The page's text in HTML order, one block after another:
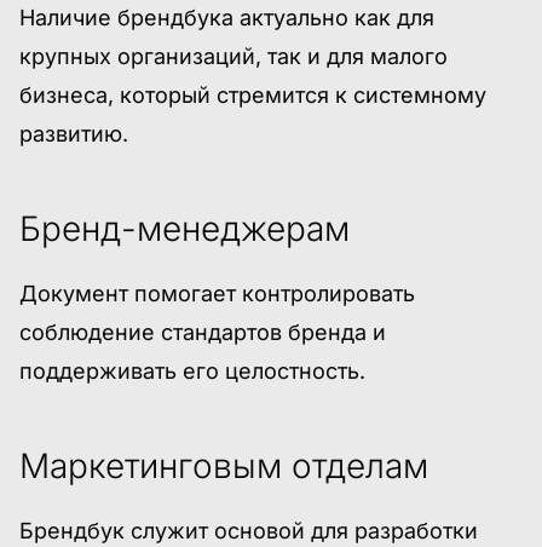
Наличие брендбука актуально как для
крупных организаций, так и для малого
бизнеса, который стремится к системному
развитию.
Бренд-менеджерам
Документ помогает контролировать
соблюдение стандартов бренда и
поддерживать его целостность.
Маркетинговым отделам
Брендбук служит основой для разработки